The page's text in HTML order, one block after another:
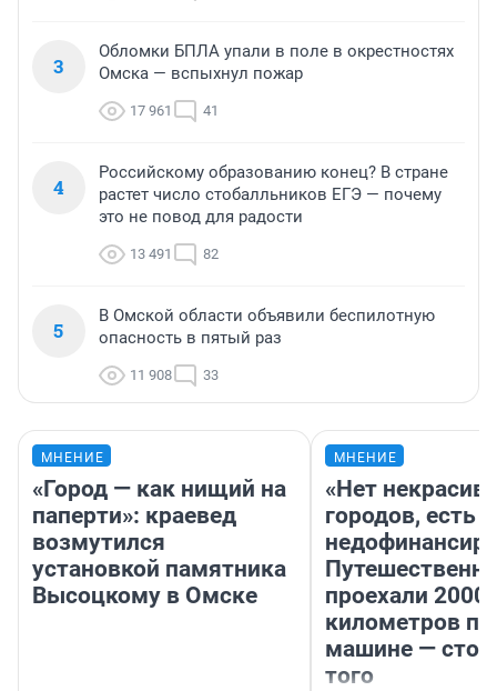
3
Обломки БПЛА упали в поле в окрестностях
Омска — вспыхнул пожар
17 961 41
4
Российскому образованию конец? В стране
растет число стобалльников ЕГЭ — почему
это не повод для радости
13 491 82
5
В Омской области объявили беспилотную
опасность в пятый раз
11 908 33
МНЕНИЕ
«Город — как нищий на
паперти»: краевед
возмутился
установкой памятника
Высоцкому в Омске
МНЕНИЕ
«Нет
городов, есть
проехали 2000
километров по
машине —
того